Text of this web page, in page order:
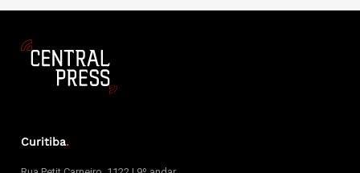
Curitiba.